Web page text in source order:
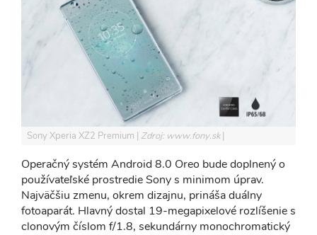
Sony Xperia XZ2 Premium Zdroj: www.fony.sk
Operačný systém Android 8.0 Oreo bude doplnený o
používateľské prostredie Sony s minimom úprav.
Najväčšiu zmenu, okrem dizajnu, prináša duálny
fotoaparát. Hlavný dostal 19-megapixelové rozlíšenie s
clonovým číslom f/1.8, sekundárny monochromatický